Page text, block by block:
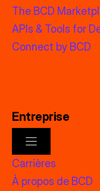
The BCD
APIs & Tools for
Connect by BCD
Entreprise
Carrières
À propos de BCD